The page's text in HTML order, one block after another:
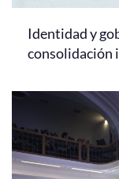
Identidad y
consolidación